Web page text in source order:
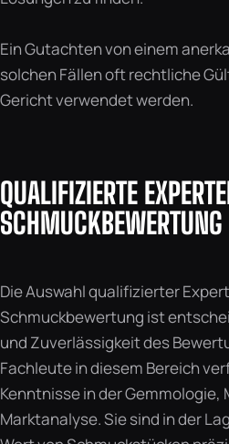
Ein Gutachten von einem
solchen Fällen oft rechtliche
Gericht verwendet werden.
QUALIFIZIERTE
SCHMUCKBEWERTUNG
Die Auswahl qualifizierter
Schmuckbewertung ist
und Zuverlässigkeit des
Fachleute in diesem Bereich
Kenntnisse in der Gemmologie,
Marktanalyse. Sie sind in der